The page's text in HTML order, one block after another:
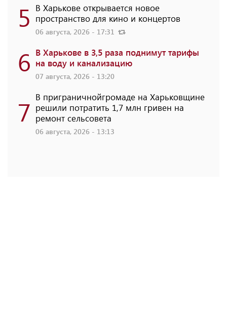
5 В Харькове открывается новое
пространство для кино и концертов
06 августа, 2026 - 17:31
6 В Харькове в 3,5 раза поднимут тарифы
на воду и канализацию
07 августа, 2026 - 13:20
7 В приграничнойгромаде на Харьковщине
решили потратить 1,7 млн ​​гривен на
ремонт сельсовета
06 августа, 2026 - 13:13